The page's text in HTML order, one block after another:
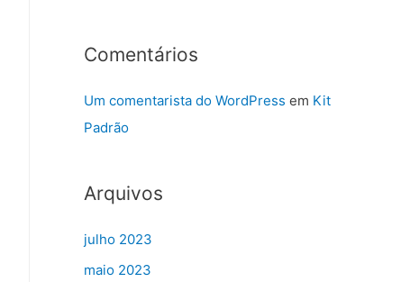
Comentários
Um comentarista do WordPress em Kit
Padrão
Arquivos
julho 2023
maio 2023